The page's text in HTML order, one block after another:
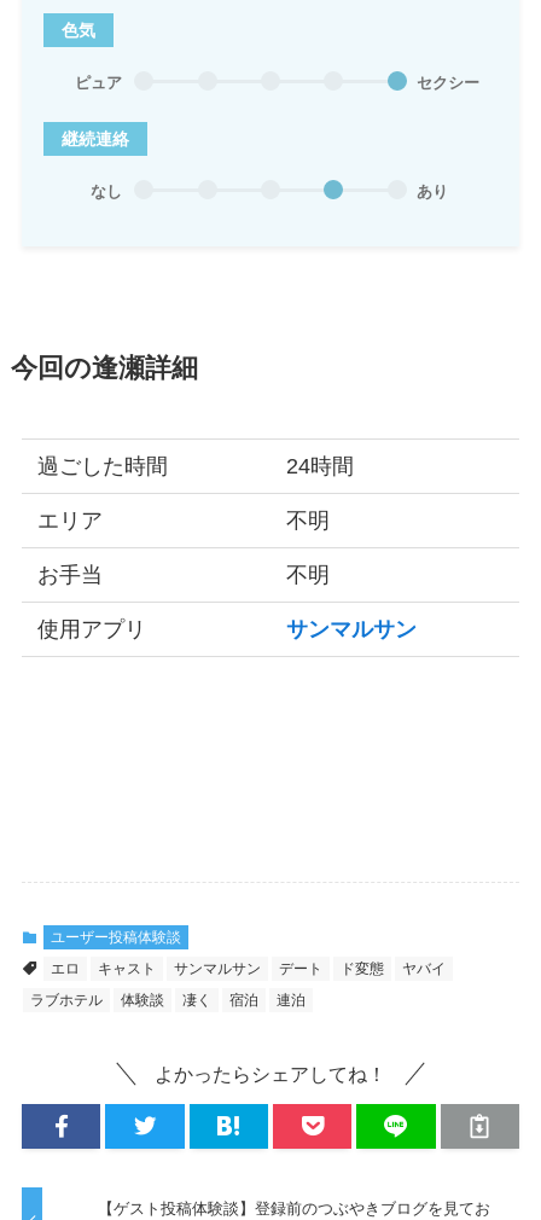
色気
ピュア セクシー
継続連絡
なし あり
今回の逢瀬詳細
過ごした時間 24時間
エリア 不明
お手当 不明
使用アプリ サンマルサン
ユーザー投稿体験談
エロ
キャスト サンマルサン デート ド変態
ヤバイ
ラブホテル
体験談 凄く 宿泊 連泊
よかったらシェアしてね！
【ゲスト投稿体験談】登録前のつぶやきブログを見てお